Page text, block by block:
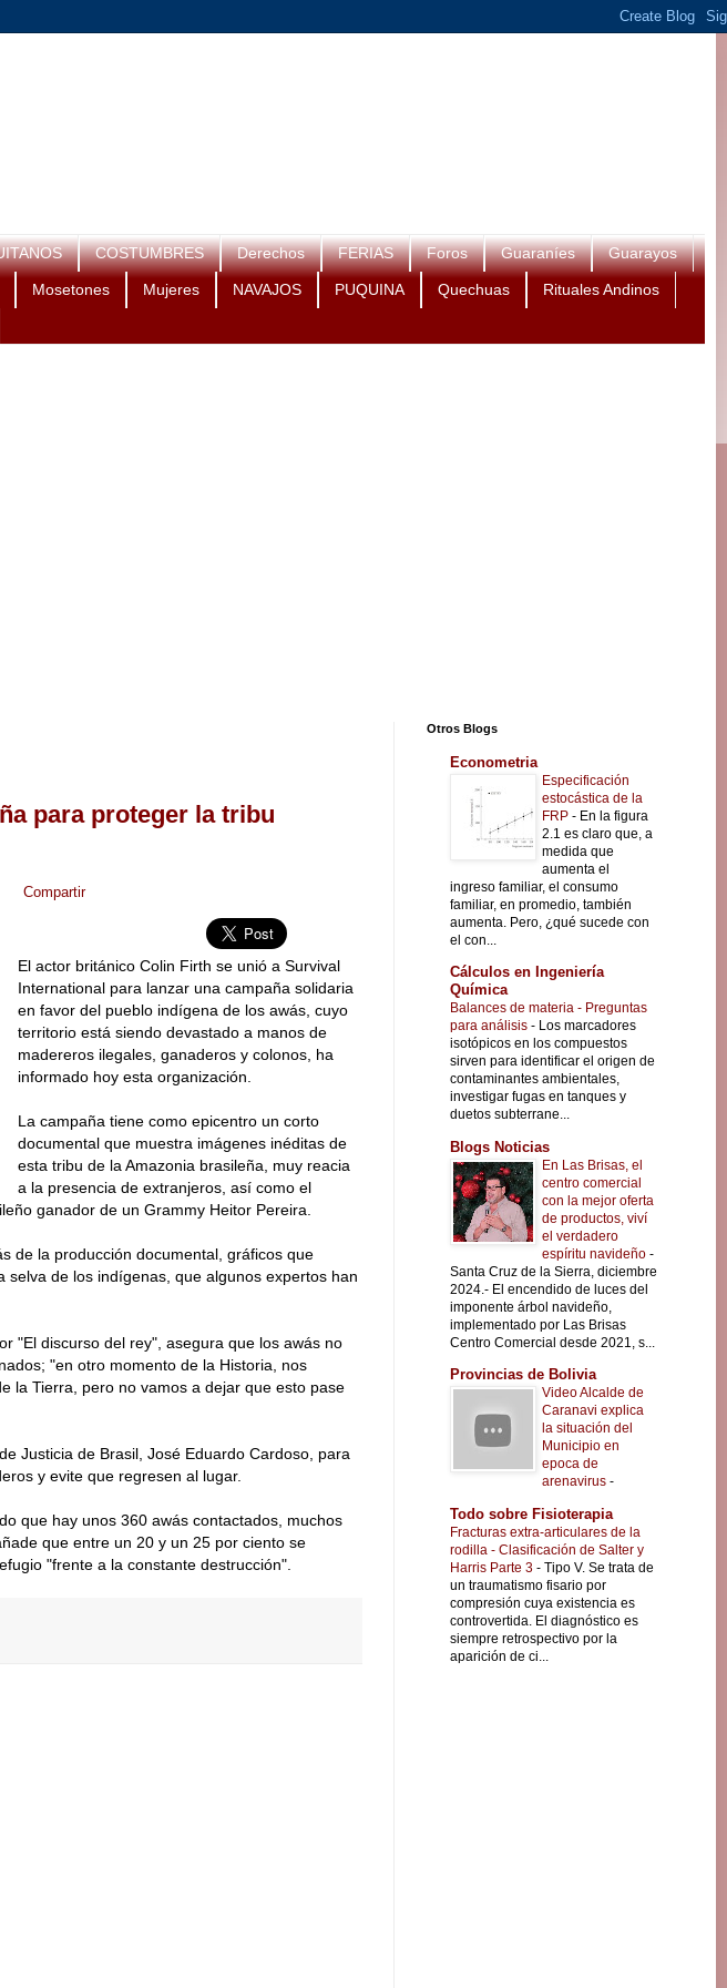
COSTUMBRES Derechos FERIAS Foros Guaraníes Guarayos
Mosetones Mujeres NAVAJOS PUQUINA Quechuas Rituales Andinos
para proteger la tribu
Compartir
El actor británico Colin Firth se unió a Survival
International para lanzar una campaña solidaria
en favor del pueblo indígena de los awás, cuyo
territorio está siendo devastado a manos de
madereros ilegales, ganaderos y colonos, ha
informado hoy esta organización.
La campaña tiene como epicentro un corto
documental que muestra imágenes inéditas de
esta tribu de la Amazonia brasileña, muy reacia
a la presencia de extranjeros, así como el
ganador de un Grammy Heitor Pereira.
de la producción documental, gráficos que
de los indígenas, que algunos expertos han
"El discurso del rey", asegura que los awás no
"en otro momento de la Historia, nos
la Tierra, pero no vamos a dejar que esto pase
Justicia de Brasil, José Eduardo Cardoso, para
y evite que regresen al lugar.
que hay unos 360 awás contactados, muchos
que entre un 20 y un 25 por ciento se
"frente a la constante destrucción".
Otros Blogs
Econometria
Especificación
estocástica de la
FRP - En la figura
2.1 es claro que, a
medida que
aumenta el
ingreso familiar, el consumo
familiar, en promedio, también
aumenta. Pero, ¿qué sucede con
el con...
Cálculos en Ingeniería
Química
Balances de materia - Preguntas
para análisis - Los marcadores
isotópicos en los compuestos
sirven para identificar el origen de
contaminantes ambientales,
investigar fugas en tanques y
duetos subterrane...
Blogs Noticias
En Las Brisas, el
centro comercial
con la mejor oferta
de productos, viví
el verdadero
espíritu navideño -
Santa Cruz de la Sierra, diciembre
2024.- El encendido de luces del
imponente árbol navideño,
implementado por Las Brisas
Centro Comercial desde 2021, s...
Provincias de Bolivia
Video Alcalde de
Caranavi explica
la situación del
Municipio en
epoca de
arenavirus -
Todo sobre Fisioterapia
Fracturas extra-articulares de la
rodilla - Clasificación de Salter y
Harris Parte 3 - Tipo V. Se trata de
un traumatismo fisario por
compresión cuya existencia es
controvertida. El diagnóstico es
siempre retrospectivo por la
aparición de ci...